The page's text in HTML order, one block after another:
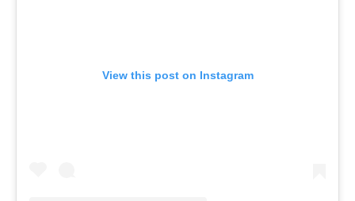
View this post on Instagram